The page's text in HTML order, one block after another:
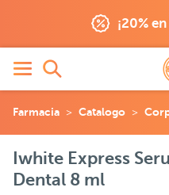
¡20%
Farmacia Catalogo
Iwhite Express
Dental 8 ml